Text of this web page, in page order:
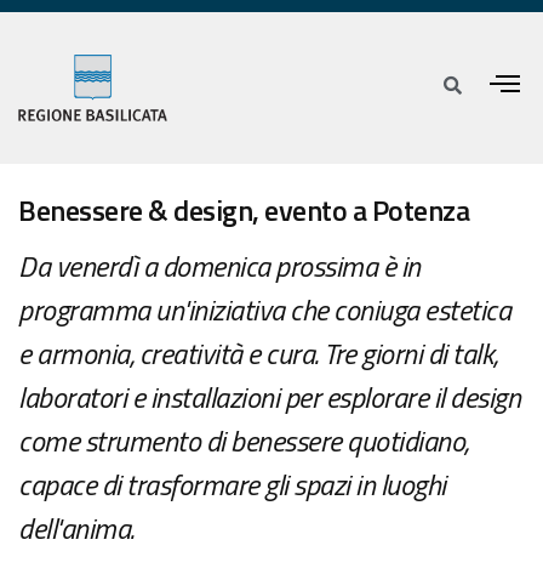
Benessere & design, evento a Potenza
Da venerdì a domenica prossima è in
programma un'iniziativa che coniuga estetica
e armonia, creatività e cura. Tre giorni di talk,
laboratori e installazioni per esplorare il design
come strumento di benessere quotidiano,
capace di trasformare gli spazi in luoghi
dell'anima.